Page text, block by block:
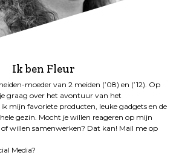
Ik ben Fleur
moeder van 2 meiden (’08) en (’12). Op
graag over het avontuur van het
mijn favoriete producten, leuke gadgets en de
gezin. Mocht je willen reageren op mijn
willen samenwerken? Dat kan! Mail me op
Media?